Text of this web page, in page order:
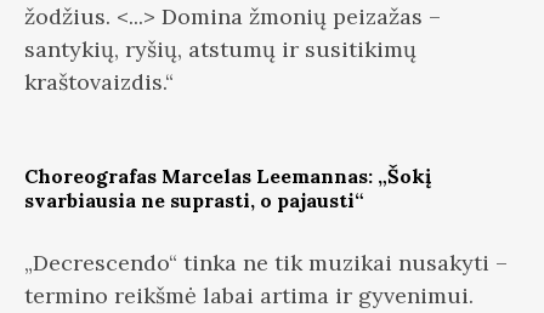
žodžius. <...> Domina žmonių peizažas –
santykių, ryšių, atstumų ir susitikimų
kraštovaizdis.“
Choreografas Marcelas Leemannas: „Šokį
svarbiausia ne suprasti, o pajausti“
„Decrescendo“ tinka ne tik muzikai nusakyti –
termino reikšmė labai artima ir gyvenimui.